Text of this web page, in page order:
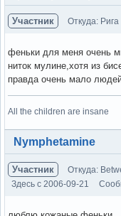
Участник Откуда: Рига
феньки для меня очень
ниток мулине,хотя из
правда очень мало
All the children are insane
Вне форума
Nymphetamine
Участник
Откуда:
Здесь с 2006-09-21